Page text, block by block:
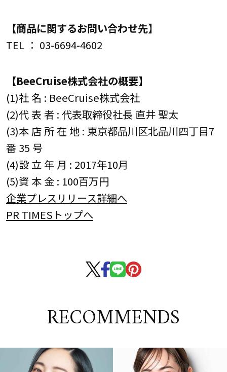
【商品に関するお問い合わせ先】
TEL ： 03-6694-4602
【BeeCruise株式会社の概要】
(1)社 名 : BeeCruise株式会社
(2)代 表 者 : 代表取締役社長 直井 聖太
(3)本 店 所 在 地 : 東京都品川区北品川四丁目7
番 35 号
(4)設 立 年 月 : 2017年10月
(5)資 本 金 : 100百万円
企業プレスリリース詳細へ
PR TIMESトップへ
RECOMMENDS